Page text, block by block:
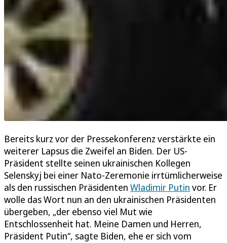
Bereits kurz vor der Pressekonferenz verstärkte ein
weiterer Lapsus die Zweifel an Biden. Der US-
Präsident stellte seinen ukrainischen Kollegen
Selenskyj bei einer Nato-Zeremonie irrtümlicherweise
als den russischen Präsidenten Wladimir Putin vor. Er
wolle das Wort nun an den ukrainischen Präsidenten
übergeben, „der ebenso viel Mut wie
Entschlossenheit hat. Meine Damen und Herren,
Präsident Putin“, sagte Biden, ehe er sich vom